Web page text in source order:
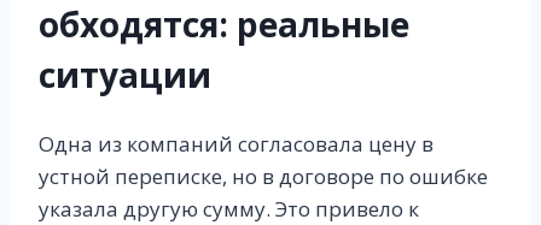
обходятся: реальные
ситуации
Одна из компаний согласовала цену в
устной переписке, но в договоре по ошибке
указала другую сумму. Это привело к